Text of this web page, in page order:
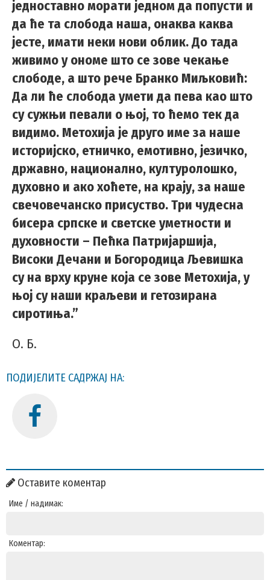
једноставно морати једном да попусти и
да ће та слобода наша, онаква каква
јесте, имати неки нови облик. До тада
живимо у ономе што се зове чекање
слободе, а што рече Бранко Миљковић:
Да ли ће слобода умети да пева као што
су сужњи певали о њој, то ћемо тек да
видимо. Метохија је друго име за наше
историјско, етничко, емотивно, језичко,
државно, национално, културолошко,
духовно и ако хоћете, на крају, за наше
свечовечанско присуство. Три чудесна
бисера српске и светске уметности и
духовности – Пећка Патријаршија,
Високи Дечани и Богородица Љевишка
су на врху круне која се зове Метохија, у
њој су наши краљеви и гетозирана
сиротиња.”
О. Б.
ПОДИЈЕЛИТЕ САДРЖАЈ НА:
Оставите коментар
Име / надимак:
Коментар: